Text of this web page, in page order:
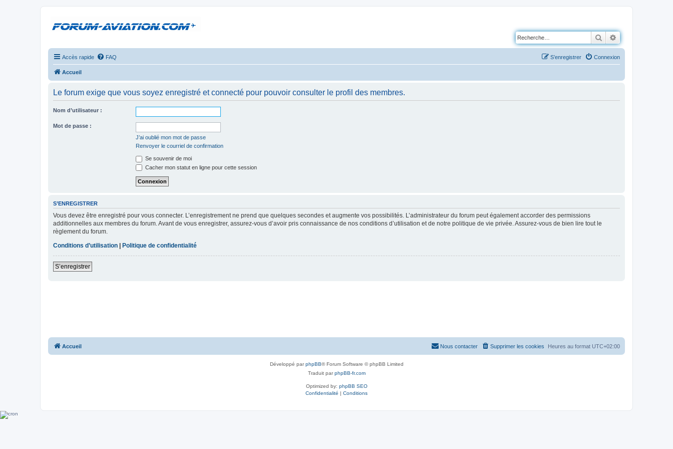
Rechercher
Accès rapide FAQ Connexion
S’enregistrer
Accueil
Le forum exige que vous soyez enregistré et connecté pour pouvoir consulter le profil des membres.
Nom d’utilisateur :
Mot de passe :
J’ai oublié mon mot de passe
Renvoyer le courriel de confirmation
Se souvenir de moi
Cacher mon statut en ligne pour cette session
S’ENREGISTRER
Vous devez être enregistré pour vous connecter. L’enregistrement ne prend que quelques secondes et augmente vos possibilités. L’administrateur du forum peut également accorder des permissions
additionnelles aux membres du forum. Avant de vous enregistrer, assurez-vous d’avoir pris connaissance de nos conditions d’utilisation et de notre politique de vie privée. Assurez-vous de bien lire tout le
règlement du forum.
Conditions d’utilisation | Politique de confidentialité
S’enregistrer
Accueil Heures au format UTC+02:00
Supprimer les cookies
Nous contacter
Développé parphpBB® Forum Software © phpBB Limited
Traduit parphpBB-fr.com
Optimized by: phpBB SEO
Confidentialité | Conditions